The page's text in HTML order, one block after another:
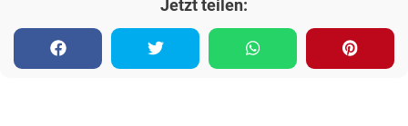
Jetzt teilen: